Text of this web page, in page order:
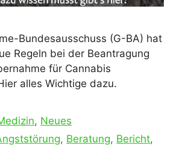
Bundesausschuss (G-BA) hat
Regeln bei der Beantragung
für Cannabis
alles Wichtige dazu.
, Neues
, Beratung, Bericht,